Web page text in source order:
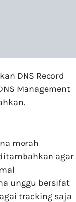
DNS Record
Management
merah
agar
unggu bersifat
tracking saja